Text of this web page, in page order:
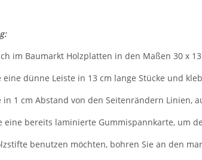
im Baumarkt Holzplatten in den Maßen 30 x
eine dünne Leiste in 13 cm lange Stücke und
in 1 cm Abstand von den Seitenrändern Linien,
eine bereits laminierte Gummispannkarte, um
benutzen möchten, bohren Sie an den